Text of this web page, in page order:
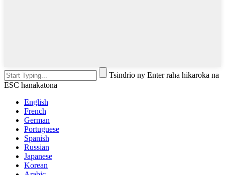
Tsindrio ny Enter raha hikaroka na
ESC hanakatona
English
French
German
Portuguese
Spanish
Russian
Japanese
Korean